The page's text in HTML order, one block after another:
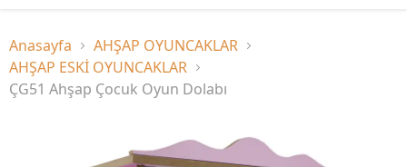
Anasayfa
AHŞAP OYUNCAKLAR
AHŞAP ESKİ OYUNCAKLAR
ÇG51 Ahşap Çocuk Oyun Dolabı